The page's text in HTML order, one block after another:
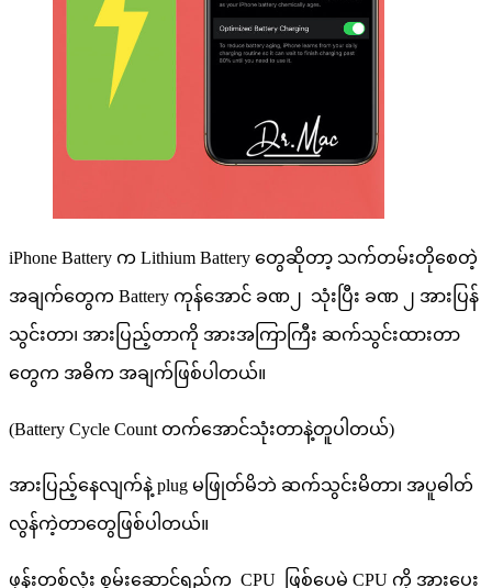
iPhone Battery က Lithium Battery တွေဆိုတာ့ သက်တမ်းတိုစေတဲ့
အချက်တွေက Battery ကုန်အောင် ခဏ၂ သုံးပြီး ခဏ ၂ အားပြန်
သွင်းတာ၊ အားပြည့်တာကို အားအကြာကြီး ဆက်သွင်းထားတာ
တွေက အဓိက အချက်ဖြစ်ပါတယ်။
(Battery Cycle Count တက်အောင်သုံးတာနဲ့တူပါတယ်)
အားပြည့်နေလျက်နဲ့ plug မဖြုတ်မိဘဲ ဆက်သွင်းမိတာ၊ အပူဓါတ်
လွန်ကဲ့တာတွေဖြစ်ပါတယ်။
ဖုန်းတစ်လုံး စွမ်းဆောင်ရည်က CPU ဖြစ်ပေမဲ့ CPU ကို အားပေး